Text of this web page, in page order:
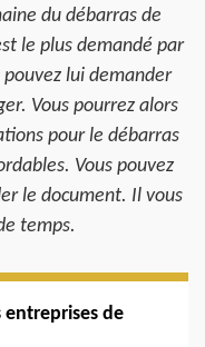
du débarras de
le plus demandé par
lui demander
Vous pourrez alors
pour le débarras
Vous pouvez
le document. Il vous
temps.
entreprises de